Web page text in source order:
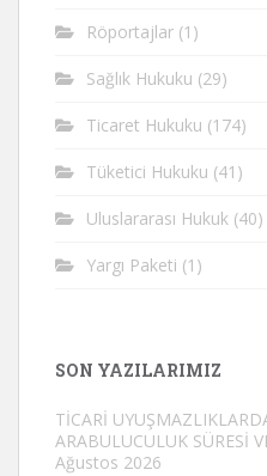
Röportajlar (1)
Sağlık Hukuku (29)
Ticaret Hukuku (174)
Tüketici Hukuku (41)
Uluslararası Hukuk (40)
Yargı Paketi (1)
SON YAZILARIMIZ
TİCARİ
ARABULUCULUK SÜRESİ
Ağustos 2026